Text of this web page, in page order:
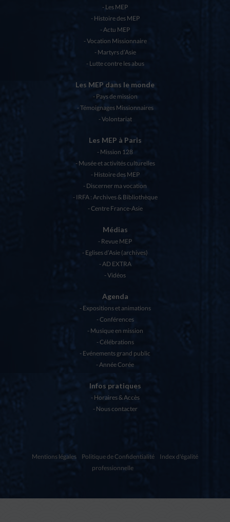
Les MEP
Histoire des MEP
Actu MEP
Vocation Missionnaire
Martyrs d’Asie
Lutte contre les abus
Les MEP dans le monde
Pays de mission
Témoignages Missionnaires
Volontariat
Les MEP à Paris
Mission 128
Musée et activités culturelles
Histoire des MEP
Discerner ma vocation
IRFA : Archives & Bibliothèque
Centre France-Asie
Médias
Revue MEP
Eglises d’Asie (archives)
AD EXTRA
Vidéos
Agenda
Expositions et animations
Conférences
Musique en mission
Célébrations
Evénements grand public
Année Corée
Infos pratiques
Horaires & Accès
Nous contacter
Mentions légales Politique de Confidentialité
Index d'égalité
professionnelle